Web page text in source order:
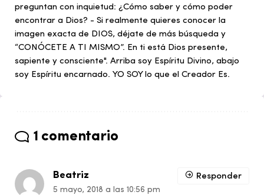
preguntan con inquietud: ¿Cómo saber y cómo poder
encontrar a Dios? - Si realmente quieres conocer la
imagen exacta de DIOS, déjate de más búsqueda y
“CONÓCETE A TI MISMO”. En ti está Dios presente,
sapiente y consciente". Arriba soy Espíritu Divino, abajo
soy Espíritu encarnado. YO SOY lo que el Creador Es.
1 comentario
Beatriz
5 mayo, 2018 a las 10:56 pm
Responder